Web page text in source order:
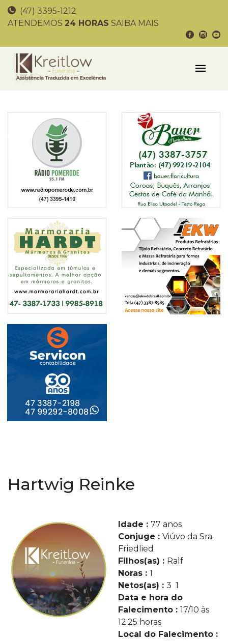
(47) 3395-1212
ATENDEMOS 24 HORAS SAIBA MAIS
Hartwig Reinke
Idade : 77 anos
Conjuge : Viúvo da Sra.
Friedlied
Filhos(as) : Ralf
Noras : 1
Netos(as) : 3 1
Data e hora do
Falecimento : 17/10 às
12:25 horas
Local do Falecimento :